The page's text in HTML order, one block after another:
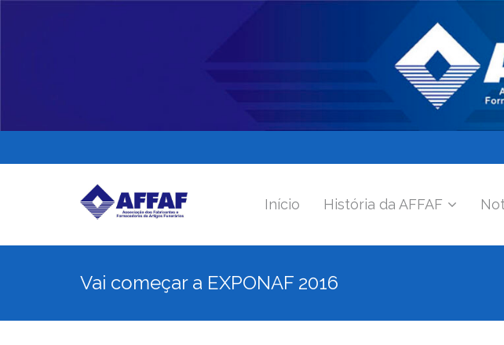
Início História da AFFAF
Vai começar a EXPONAF 2016